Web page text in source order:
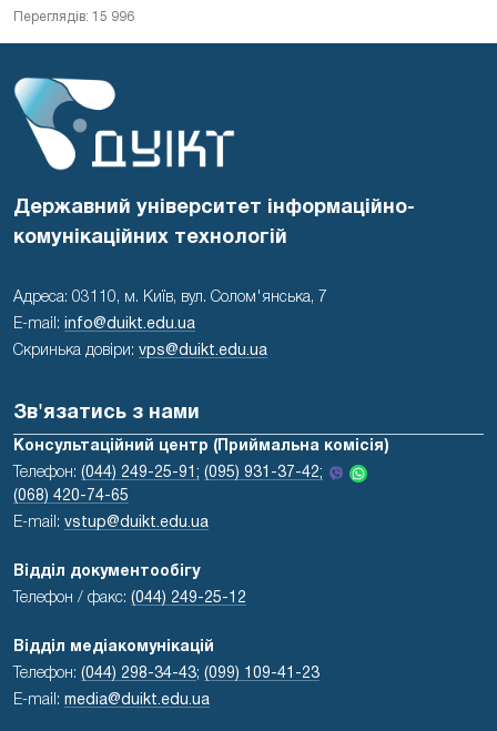
Переглядів: 15 996
Державний університет інформаційно-
комунікаційних технологій
Адреса: 03110, м. Київ, вул. Солом'янська, 7
E-mail:
info@duikt.edu.ua
Скринька довіри: vps@duikt.edu.ua
Зв'язатись з нами
Консультаційний центр (Приймальна комісія)
Телефон: (044) 249-25-91; (095) 931-37-42;
(068) 420-74-65
E-mail: vstup@duikt.edu.ua
Відділ документообігу
Телефон / факс: (044) 249-25-12
Відділ медіакомунікацій
Телефон: (044) 298-34-43; (099) 109-41-23
E-mail: media@duikt.edu.ua